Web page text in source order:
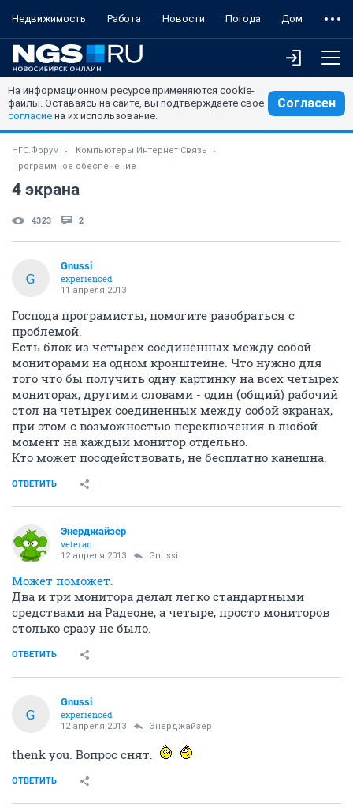
Недвижимость Работа Новости Погода Дом
На информационном ресурсе применяются cookie-
файлы. Оставаясь на сайте, вы подтверждаете свое
согласие на их использование.
Согласен
НГС.Форум
Компьютеры Интернет Связь
Программное обеспечение
4 экрана
4323 2
G
Gnussi
experienced
11 апреля 2013
Господа програмисты, помогите разобраться с
проблемой.
Есть блок из четырех соединенных между собой
мониторами на одном кронштейне. Что нужно для
того что бы получить одну картинку на всех четырех
мониторах, другими словами - один (общий) рабочий
стол на четырех соединенных между собой экранах,
при этом с возможностью переключения в любой
момент на каждый монитор отдельно.
Кто может посодействовать, не бесплатно канешна.
ОТВЕТИТЬ
Энерджайзер
veteran
12 апреля 2013 Gnussi
Может поможет.
Два и три монитора делал легко стандартными
средствами на Радеоне, а четыре, просто мониторов
столько сразу не было.
ОТВЕТИТЬ
G
Gnussi
experienced
12 апреля 2013 Энерджайзер
thenk you. Вопрос снят.
ОТВЕТИТЬ